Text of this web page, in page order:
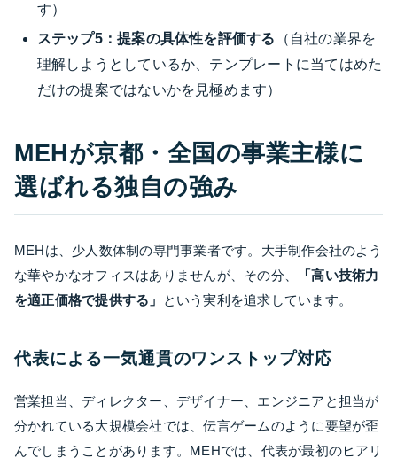
す）
ステップ5：提案の具体性を評価する （自社の業界を
理解しようとしているか、テンプレートに当てはめた
だけの提案ではないかを見極めます）
MEHが京都・全国の事業主様に
選ばれる独自の強み
MEHは、少人数体制の専門事業者です。大手制作会社のよう
な華やかなオフィスはありませんが、その分、
「高い技術力
を適正価格で提供する」
という実利を追求しています。
代表による一気通貫のワンストップ対応
営業担当、ディレクター、デザイナー、エンジニアと担当が
分かれている大規模会社では、伝言ゲームのように要望が歪
んでしまうことがあります。MEHでは、代表が最初のヒアリ